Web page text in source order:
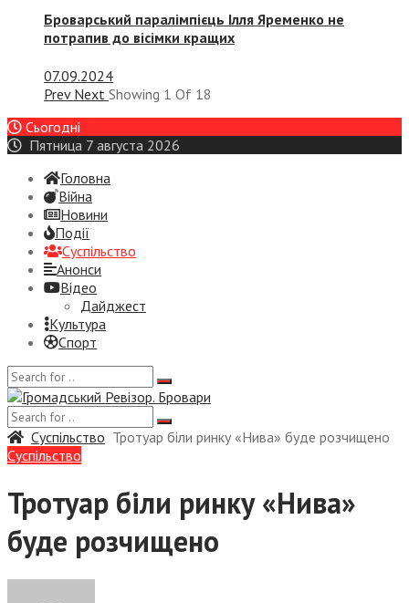
Броварський паралімпієць Ілля Яременко не
потрапив до вісімки кращих
07.09.2024
Prev Next Showing 1 Of 18
Сьогодні
Пятница 7 августа 2026
Головна
Війна
Новини
Події
Суспiльство
Анонси
Відео
Дайджест
Культура
Спорт
Суспiльство Тротуар біли ринку «Нива» буде розчищено
Суспiльство
Тротуар біли ринку «Нива»
буде розчищено